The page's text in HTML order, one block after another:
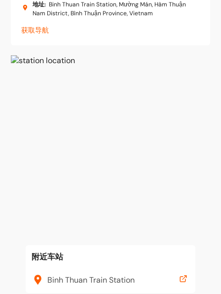
地址: Binh Thuan Train Station, Mường Mán, Hàm Thuận
Nam District, Bình Thuận Province, Vietnam
获取导航
附近车站
Binh Thuan Train Station